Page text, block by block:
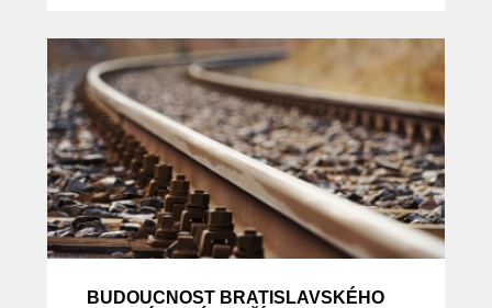
BUDOUCNOST BRATISLAVSKÉHO